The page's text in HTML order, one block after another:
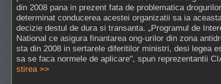
din 2008 pana in prezent fata de problematica
determinat conducerea acestei organizatii sa ia
decizie destul de dura si transanta. „Programul de
National ce asigura finantarea ong-urilor din zona
sta din 2008 in sertarele diferitilor ministri, desi legea
sa se faca normele de aplicare", spun reprezentantii
stirea >>